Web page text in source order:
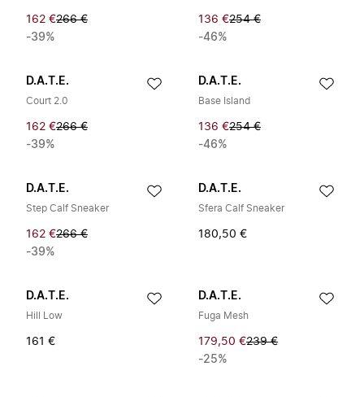
162 €266 €
-39%
136 €254 €
-46%
D.A.T.E.
Court 2.0
162 €266 €
-39%
D.A.T.E.
Base Island
136 €254 €
-46%
D.A.T.E.
Step Calf Sneaker
162 €266 €
-39%
D.A.T.E.
Sfera Calf Sneaker
180,50 €
D.A.T.E.
Hill Low
161 €
D.A.T.E.
Fuga Mesh
179,50 €239 €
-25%